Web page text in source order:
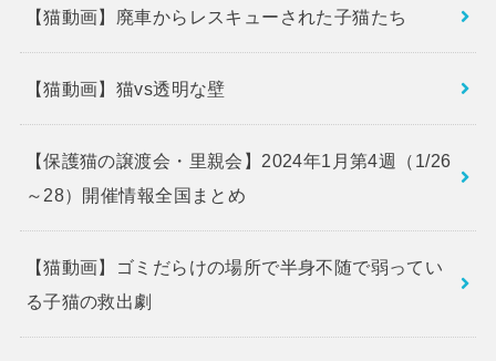
【猫動画】廃車からレスキューされた子猫たち
【猫動画】猫vs透明な壁
【保護猫の譲渡会・里親会】2024年1月第4週（1/26
～28）開催情報全国まとめ
【猫動画】ゴミだらけの場所で半身不随で弱ってい
る子猫の救出劇